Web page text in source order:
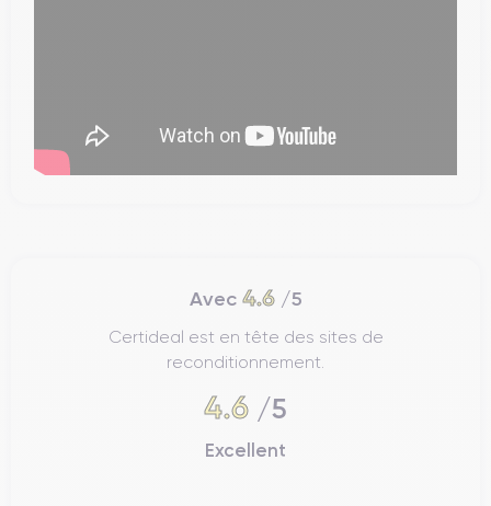
Avec 4.6/5
Certideal est en tête des sites de
reconditionnement.
4.6 /5
Excellent